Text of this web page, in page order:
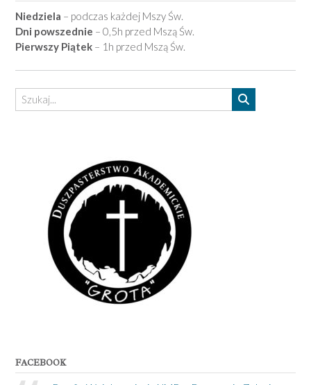
Niedziela – podczas każdej Mszy Św.
Dni powszednie – 0,5h przed Mszą Św.
Pierwszy Piątek – 1h przed Mszą Św.
FACEBOOK